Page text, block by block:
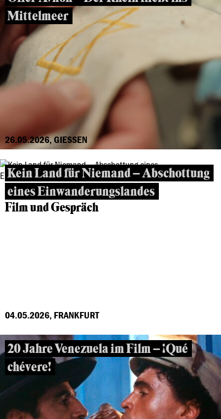
Mittelmeer
26.05.2026, GIESSEN
Kein Land für Niemand – Abschottung
eines Einwanderungslandes
Film und Gespräch
04.05.2026, FRANKFURT
20 Jahre Venezuela im Film – ¡Qué
chévere!